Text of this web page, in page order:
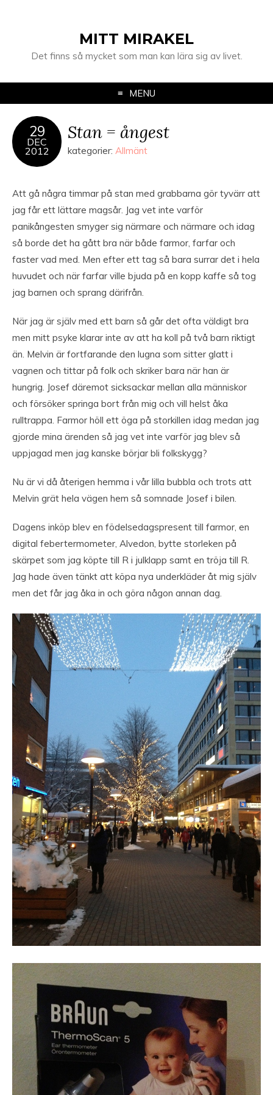
MITT MIRAKEL
Det finns så mycket som man kan lära sig av livet.
MENU
29
DEC
2012
Stan = ångest
kategorier: Allmänt
Att gå några timmar på stan med grabbarna gör tyvärr att
jag får ett lättare magsår. Jag vet inte varför
panikångesten smyger sig närmare och närmare och idag
så borde det ha gått bra när både farmor, farfar och
faster vad med. Men efter ett tag så bara surrar det i hela
huvudet och när farfar ville bjuda på en kopp kaffe så tog
jag barnen och sprang därifrån.
När jag är själv med ett barn så går det ofta väldigt bra
men mitt psyke klarar inte av att ha koll på två barn riktigt
än. Melvin är fortfarande den lugna som sitter glatt i
vagnen och tittar på folk och skriker bara när han är
hungrig. Josef däremot sicksackar mellan alla människor
och försöker springa bort från mig och vill helst åka
rulltrappa. Farmor höll ett öga på storkillen idag medan jag
gjorde mina ärenden så jag vet inte varför jag blev så
uppjagad men jag kanske börjar bli folkskygg?
Nu är vi då återigen hemma i vår lilla bubbla och trots att
Melvin grät hela vägen hem så somnade Josef i bilen.
Dagens inköp blev en födelsedagspresent till farmor, en
digital febertermometer, Alvedon, bytte storleken på
skärpet som jag köpte till R i julklapp samt en tröja till R.
Jag hade även tänkt att köpa nya underkläder åt mig själv
men det får jag åka in och göra någon annan dag.